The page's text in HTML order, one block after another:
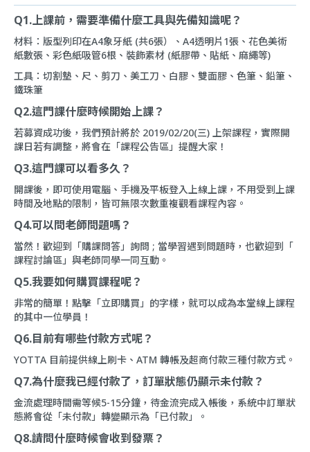
Q1.上課前，需要準備什麼工具與先備知識呢？
材料：版型列印在A4象牙紙 (共6張）、A4透明片1張、花色美術
紙數張、彩色紙吸管6根、裝飾素材 (紙膠帶、貼紙、麻繩等)
工具：切割墊、尺、剪刀、美工刀、白膠、雙面膠、色筆、鉛筆、
鐵珠筆
Q2.這門課什麼時候開始上課？
若募資成功後，我們預計將於 2019/02/20(三) 上架課程，實際開
課日若有調整，將會在「課程公告區」提醒大家！
Q3.這門課可以看多久？
開課後，即可使用電腦、手機及平板登入上線上課，不用受到上課
時間及地點的限制，皆可無限次數重複觀看課程內容。
Q4.可以問老師問題嗎？
當然！歡迎到「購課問答」詢問 ; 當學習遇到問題時，也歡迎到「
課程討論區」與老師同學一同互動。
Q5.我要如何購買課程呢？
非常的簡單！點擊「立即購買」的字樣，就可以成為本堂線上課程
的其中一位學員！
Q6.目前有哪些付款方式呢？
YOTTA 目前提供線上刷卡、ATM 轉帳及超商付款三種付款方式。
Q7.為什麼我已經付款了，訂單狀態仍顯示未付款？
金流處理時間需等候5-15分鐘，待金流完成入帳後，系統中訂單狀
態將會從「未付款」轉變顯示為「已付款」。
Q8.請問什麼時候會收到發票？